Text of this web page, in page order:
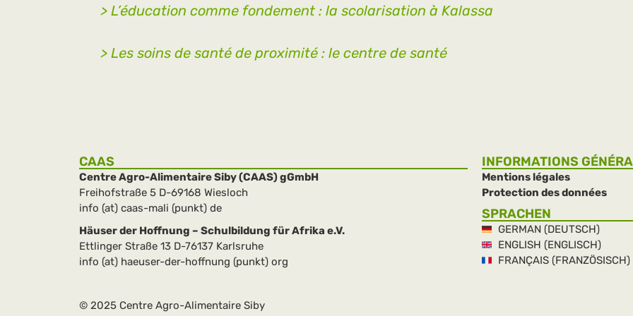
> L’éducation comme fondement : la scolarisation à Kalassa
> Les soins de santé de proximité : le centre de santé
CAAS
Centre Agro-Alimentaire Siby (CAAS) gGmbH
Freihofstraße 5 D-69168 Wiesloch
info (at) caas-mali (punkt) de
Häuser der Hoffnung – Schulbildung für Afrika e.V.
Ettlinger Straße 13 D-76137 Karlsruhe
info (at) haeuser-der-hoffnung (punkt) org
INFORMATIONS
Mentions légales
Protection des données
SPRACHEN
GERMAN (DEUTSCH)
ENGLISH (ENGLISCH)
FRANÇAIS (FRANZÖSISCH)
© 2025 Centre Agro-Alimentaire Siby